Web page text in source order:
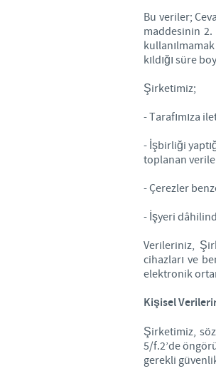
Bu veriler;
maddesinin 2.
kıldığı süre
Şirketimiz;
- Tarafımıza
- İşbirliği
toplanan
- Çerezler
- İşyeri
Verileriniz,
cihazları ve
elektronik
Kişisel
Şirketimiz,
5/f.2’de
gerekli